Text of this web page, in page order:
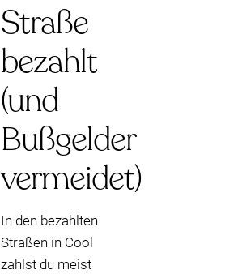
Straße
bezahlt
(und
Bußgelder
vermeidet)
In den bezahlten
Straßen in Cool
zahlst du meist